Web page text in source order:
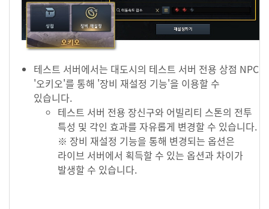
테스트 서버에서는 대도시의 테스트 서버 전용 상점 NPC
'오키오'를 통해 '장비 재설정 기능'을 이용할 수
있습니다.
테스트 서버 전용 장신구와 어빌리티 스톤의 전투
특성 및 각인 효과를 자유롭게 변경할 수 있습니다.
※ 장비 재설정 기능을 통해 변경되는 옵션은
라이브 서버에서 획득할 수 있는 옵션과 차이가
발생할 수 있습니다.